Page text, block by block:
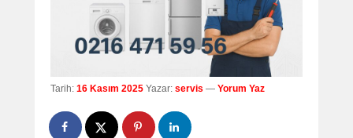
Tarih: 16 Kasım 2025 Yazar: servis — Yorum Yaz